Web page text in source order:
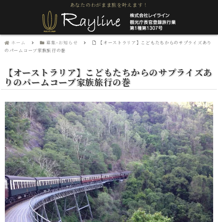
あなたのわがまま旅を叶えます！
ホーム 募集･お知らせ
【オーストラリア】こどもたちからのサプライズあり
のパームコーブ家族旅行の巻
【オーストラリア】こどもたちからのサプライズあ
りのパームコーブ家族旅行の巻